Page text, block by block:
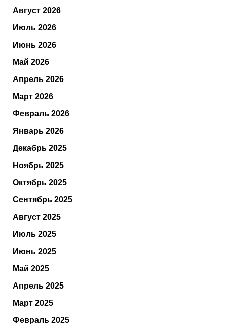
Август 2026
Июль 2026
Июнь 2026
Май 2026
Апрель 2026
Март 2026
Февраль 2026
Январь 2026
Декабрь 2025
Ноябрь 2025
Октябрь 2025
Сентябрь 2025
Август 2025
Июль 2025
Июнь 2025
Май 2025
Апрель 2025
Март 2025
Февраль 2025